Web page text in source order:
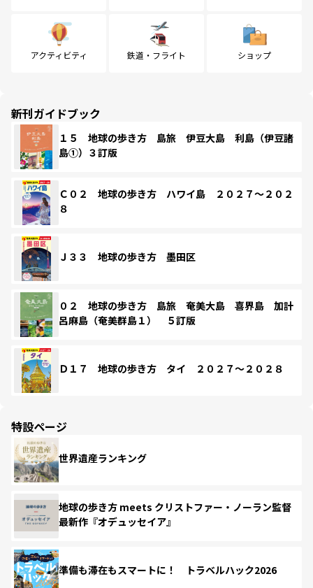
アクティビティ 鉄道・フライト ショップ
新刊ガイドブック
１５ 地球の歩き方 島旅 伊豆大島 利島（伊豆諸
島①）３訂版
Ｃ０２ 地球の歩き方 ハワイ島 ２０２７～２０２
８
Ｊ３３ 地球の歩き方 墨田区
０２ 地球の歩き方 島旅 奄美大島 喜界島 加計
呂麻島（奄美群島１） ５訂版
Ｄ１７ 地球の歩き方 タイ ２０２７～２０２８
特設ページ
世界遺産ランキング
地球の歩き方 meets クリストファー・ノーラン監督
最新作『オデュッセイア』
準備も滞在もスマートに！ トラベルハック2026